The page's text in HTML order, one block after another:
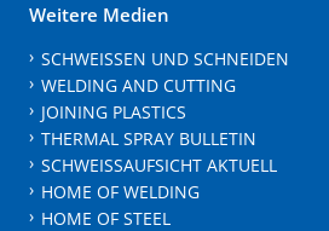
Weitere Medien
SCHWEISSEN UND SCHNEIDEN
WELDING AND CUTTING
JOINING PLASTICS
THERMAL SPRAY BULLETIN
SCHWEISSAUFSICHT AKTUELL
HOME OF WELDING
HOME OF STEEL